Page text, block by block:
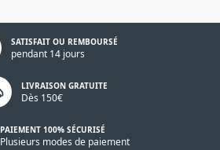
SATISFAIT OU REMBOURSÉ
pendant 14 jours
LIVRAISON GRATUITE
Dès 150€
PAIEMENT 100% SÉCURISÉ
Plusieurs modes de paiement